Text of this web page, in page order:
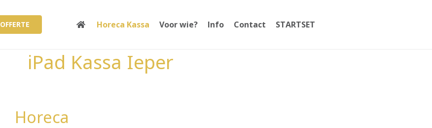
OFFERTE Horeca Kassa Voor wie? Info Contact STARTSET
iPad Kassa Ieper
Horeca